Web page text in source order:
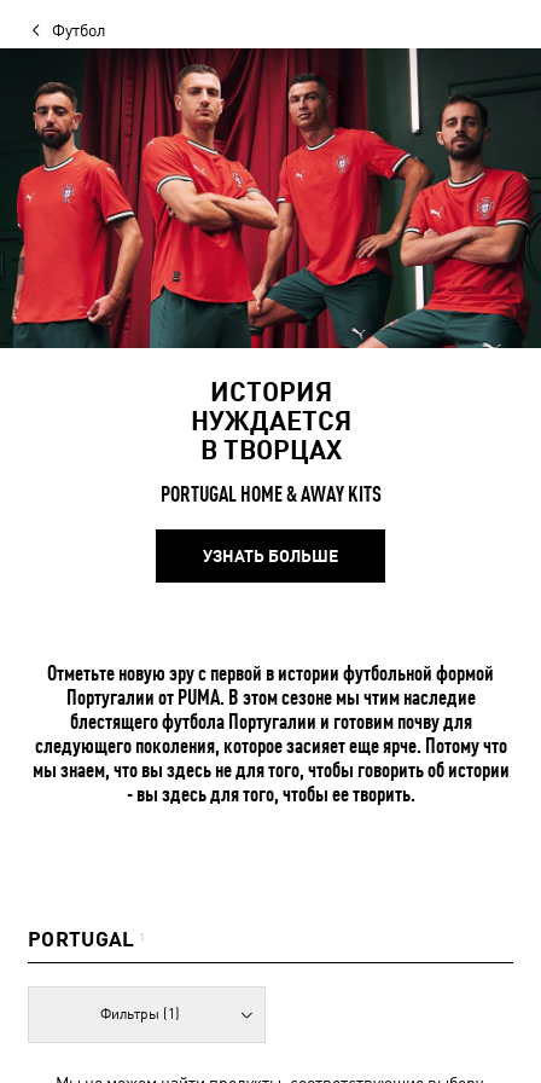
Футбол
ИСТОРИЯ
НУЖДАЕТСЯ
В ТВОРЦАХ
PORTUGAL HOME & AWAY KITS
УЗНАТЬ БОЛЬШЕ
Отметьте новую эру с первой в истории футбольной формой
Португалии от PUMA. В этом сезоне мы чтим наследие
блестящего футбола Португалии и готовим почву для
следующего поколения, которое засияет еще ярче. Потому что
мы знаем, что вы здесь не для того, чтобы говорить об истории
- вы здесь для того, чтобы ее творить.
PORTUGAL 1
Фильтры (1)